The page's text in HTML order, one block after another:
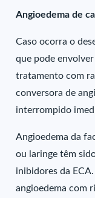
Angioedema de
Caso ocorra o
que pode
tratamento com
conversora de
interrompido
Angioedema da
ou laringe têm
inibidores da
angioedema com